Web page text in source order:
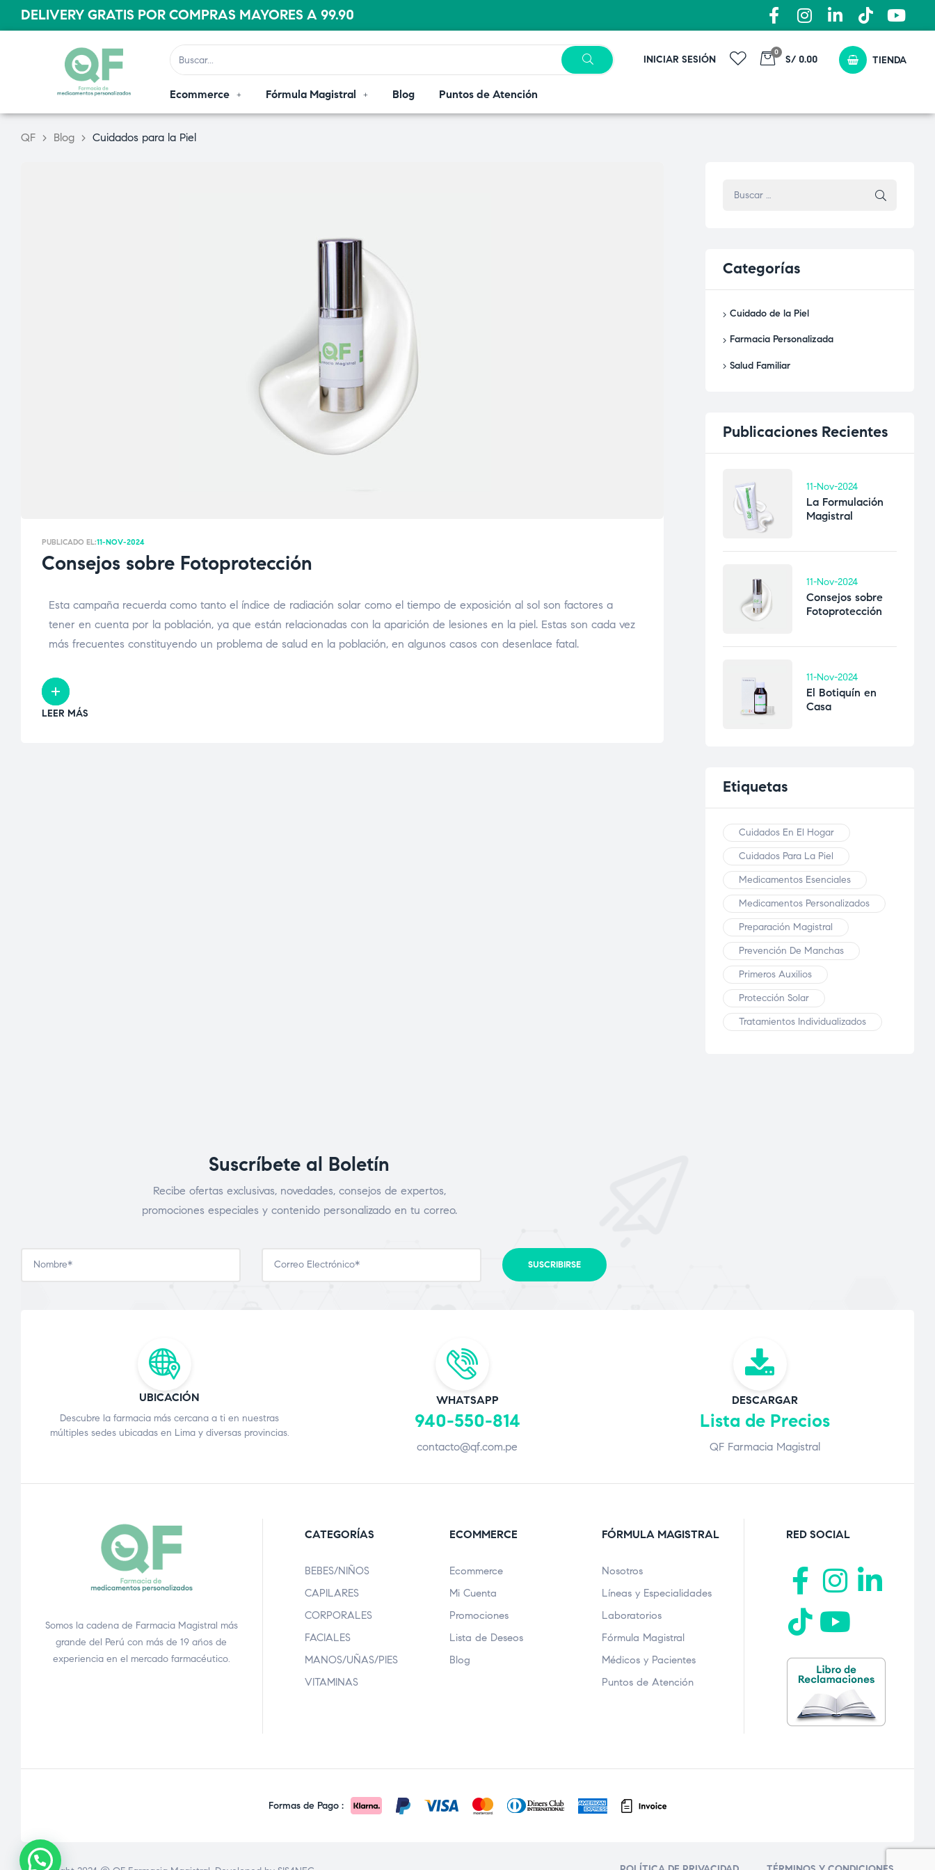
DELIVERY GRATIS POR COMPRAS MAYORES A 99.90
INICIAR SESIÓN
0
S/ 0.00 TIENDA
Ecommerce Fórmula Magistral Blog Puntos de Atención
QF > Blog > Cuidados para la Piel
PUBLICADO EL:11-NOV-2024
Consejos sobre Fotoprotección
Esta campaña recuerda como tanto el índice de radiación solar como el tiempo de exposición al sol son factores a
tener en cuenta por la población, ya que están relacionadas con la aparición de lesiones en la piel. Estas son cada vez
más frecuentes constituyendo un problema de salud en la población, en algunos casos con desenlace fatal.
LEER MÁS
Categorías
Cuidado de la Piel
Farmacia Personalizada
Salud Familiar
Publicaciones Recientes
La Formulación
Magistral
11-Nov-2024
Consejos sobre
Fotoprotección
11-Nov-2024
El Botiquín en
Casa
11-Nov-2024
Etiquetas
Cuidados En El Hogar
Cuidados Para La Piel
Medicamentos Esenciales
Medicamentos Personalizados
Preparación Magistral
Prevención De Manchas
Primeros Auxilios
Protección Solar
Tratamientos Individualizados
Suscríbete al Boletín
Recibe ofertas exclusivas, novedades, consejos de expertos,
promociones especiales y contenido personalizado en tu correo.
UBICACIÓN
Descubre la farmacia más cercana a ti en nuestras
múltiples sedes ubicadas en Lima y diversas provincias.
WHATSAPP
940-550-814
contacto@qf.com.pe
DESCARGAR
Lista de Precios
QF Farmacia Magistral
Somos la cadena de Farmacia Magistral más
grande del Perú con más de 19 años de
experiencia en el mercado farmacéutico.
CATEGORÍAS
BEBES/NIÑOS
CAPILARES
CORPORALES
FACIALES
MANOS/UÑAS/PIES
VITAMINAS
ECOMMERCE
Ecommerce
Mi Cuenta
Promociones
Lista de Deseos
Blog
FÓRMULA MAGISTRAL
Nosotros
Líneas y Especialidades
Laboratorios
Fórmula Magistral
Médicos y Pacientes
Puntos de Atención
RED SOCIAL
Formas de Pago :